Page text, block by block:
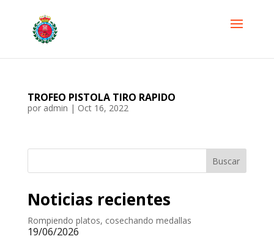
TROFEO PISTOLA TIRO RAPIDO
por admin | Oct 16, 2022
Buscar
Noticias recientes
Rompiendo platos, cosechando medallas
19/06/2026